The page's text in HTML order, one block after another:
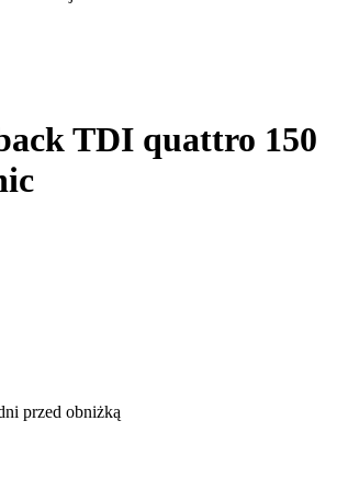
TDI quattro 150
przed obniżką